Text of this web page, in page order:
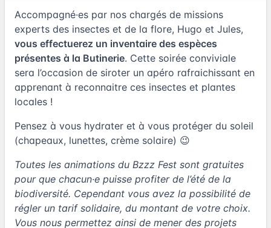
Accompagné·es par nos chargés de missions
experts des insectes et de la flore, Hugo et Jules,
vous effectuerez un inventaire des espèces
présentes à la Butinerie. Cette soirée conviviale
sera l’occasion de siroter un apéro rafraichissant en
apprenant à reconnaitre ces insectes et plantes
locales !
Pensez à vous hydrater et à vous protéger du soleil
(chapeaux, lunettes, crème solaire) 😉
Toutes les animations du Bzzz Fest sont gratuites
pour que chacun·e puisse profiter de l’été de la
biodiversité. Cependant vous avez la possibilité de
régler un tarif solidaire, du montant de votre choix.
Vous nous permettez ainsi de mener des projets